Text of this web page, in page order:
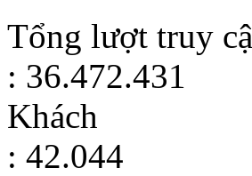
Tổng lượt truy
: 36.472.431
Khách
: 42.044